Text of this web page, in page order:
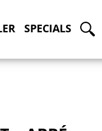
SPECIALS